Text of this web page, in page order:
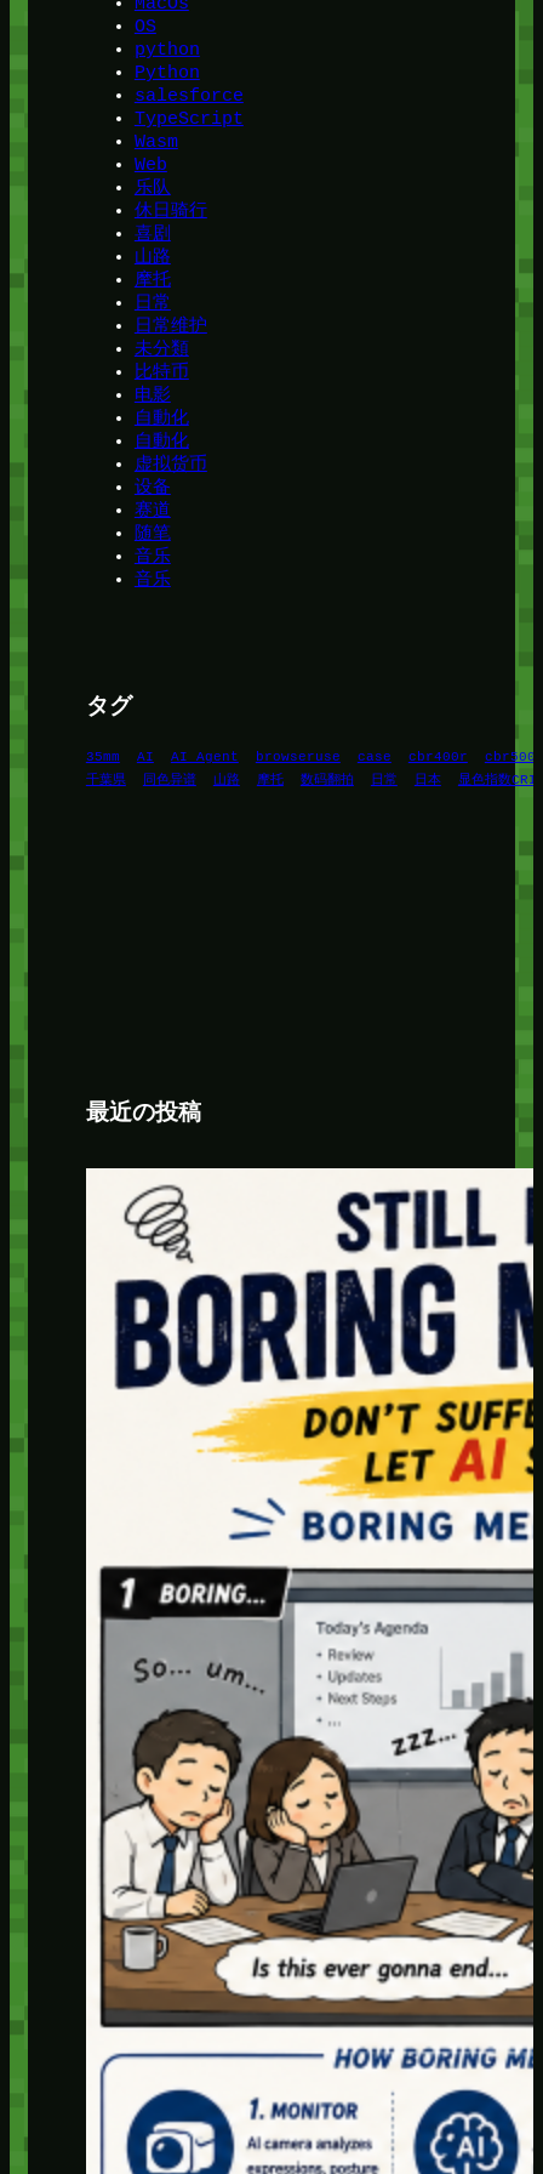
OS
python
Python
salesforce
TypeScript
Wasm
Web
乐队
休日骑行
喜剧
山路
摩托
日常
日常维护
未分類
比特币
电影
自動化
自動化
虚拟货币
设备
赛道
随笔
音乐
音乐
タグ
35mm AI AI Agent browseruse case cbr400r
cbr500r
千葉県
同色异谱 山路 摩托 数码翻拍 日常 日本 显色指数CRI
最近の投稿